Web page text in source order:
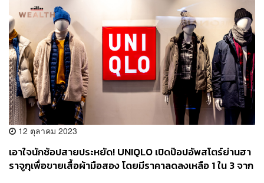
12 ตุลาคม 2023
เอาใจนักช้อปสายประหยัด! UNIQLO เปิดป๊อปอัพสโตร์ย่านฮา
ราจูกุเพื่อขายเสื้อผ้ามือสอง โดยมีราคาลดลงเหลือ 1 ใน 3 จาก